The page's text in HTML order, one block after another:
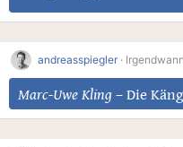
andreasspiegler ·
Marc-Uwe Kling – Die